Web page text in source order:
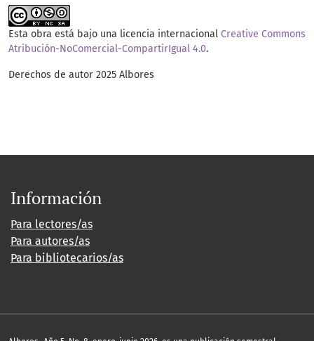
Esta obra está bajo una licencia internacional Creative Commons
Atribución-NoComercial-CompartirIgual 4.0.
Derechos de autor 2025 Albores
Información
Para lectores/as
Para autores/as
Para bibliotecarios/as